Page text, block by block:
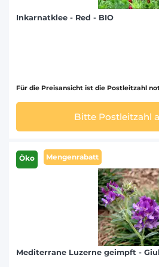
Inkarnatklee - Red - BIO
Für die Preisansicht ist die Postleitzahl
Bitte Postleitzahl
Öko Mengenrabatt
Mediterrane Luzerne geimpft -